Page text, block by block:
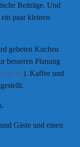
Beiträge. Und
paar kleinen
gebeten Kuchen
besseren Planung
). Kaffee und
Gäste und einen